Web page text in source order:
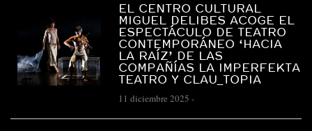
EL CENTRO CULTURAL
MIGUEL DELIBES ACOGE EL
ESPECTÁCULO DE TEATRO
CONTEMPORÁNEO ‘HACIA
LA RAÍZ’ DE LAS
COMPAÑÍAS LA IMPERFEKTA
TEATRO Y CLAU_TOPIA
11 diciembre 2025 -